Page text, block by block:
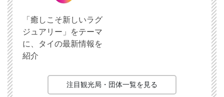
「癒しこそ新しいラグ
ジュアリー」をテーマ
に、タイの最新情報を
紹介
注目観光局・団体一覧を見る